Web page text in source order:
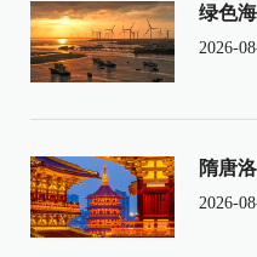
绿色
2026-
隋唐
2026-